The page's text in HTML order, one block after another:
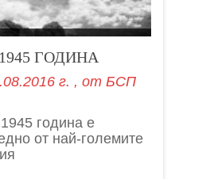
ГОДИНА
г. , от БСП
година е
от най-големите